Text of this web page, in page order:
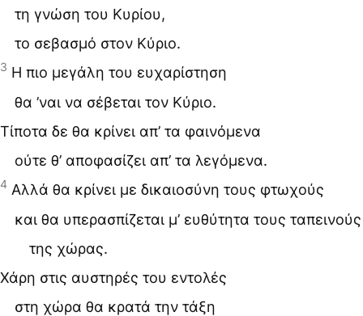
τη γνώση του Κυρίου,
το σεβασμό στον Κύριο.
3 Η πιο μεγάλη του ευχαρίστηση
θα ’ναι να σέβεται τον Κύριο.
Τίποτα δε θα κρίνει απ’ τα φαινόμενα
ούτε θ’ αποφασίζει απ’ τα λεγόμενα.
4 Αλλά θα κρίνει με δικαιοσύνη τους φτωχούς
και θα υπερασπίζεται μ’ ευθύτητα τους ταπεινούς
της χώρας.
Χάρη στις αυστηρές του εντολές
στη χώρα θα κρατά την τάξη